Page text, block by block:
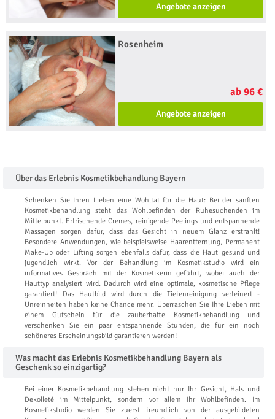
Angebote anzeigen
Rosenheim
ab 96 €
Angebote anzeigen
Über das Erlebnis Kosmetikbehandlung Bayern
Schenken Sie Ihren Lieben eine Wohltat für die Haut: Bei der sanften
Kosmetikbehandlung steht das Wohlbefinden der Ruhesuchenden im
Mittelpunkt. Erfrischende Cremes, reinigende Peelings und entspannende
Massagen sorgen dafür, dass das Gesicht in neuem Glanz erstrahlt!
Besondere Anwendungen, wie beispielsweise Haarentfernung, Permanent
Make-Up oder Lifting sorgen ebenfalls dafür, dass die Haut gesund und
jugendlich wirkt. Vor der Behandlung im Kosmetikstudio wird ein
informatives Gespräch mit der Kosmetikerin geführt, wobei auch der
Hauttyp analysiert wird. Dadurch wird eine optimale, kosmetische Pflege
garantiert! Das Hautbild wird durch die Tiefenreinigung verfeinert -
Unreinheiten haben keine Chance mehr. Überraschen Sie Ihre Lieben mit
einem Gutschein für die zauberhafte Kosmetikbehandlung und
verschenken Sie ein paar entspannende Stunden, die für ein noch
schöneres Erscheinungsbild garantieren werden!
Was macht das Erlebnis Kosmetikbehandlung Bayern als
Geschenk so einzigartig?
Bei einer Kosmetikbehandlung stehen nicht nur Ihr Gesicht, Hals und
Dekolleté im Mittelpunkt, sondern vor allem Ihr Wohlbefinden. Im
Kosmetikstudio werden Sie zuerst freundlich von der ausgebildeten